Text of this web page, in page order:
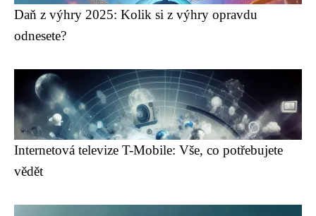
Daň z výhry 2025: Kolik si z výhry opravdu
odnesete?
Internetová televize T-Mobile: Vše, co potřebujete
vědět